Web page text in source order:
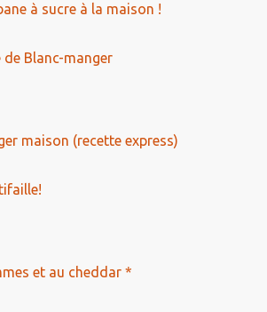
à sucre à la maison !
de Blanc-manger
maison (recette express)
et au cheddar *